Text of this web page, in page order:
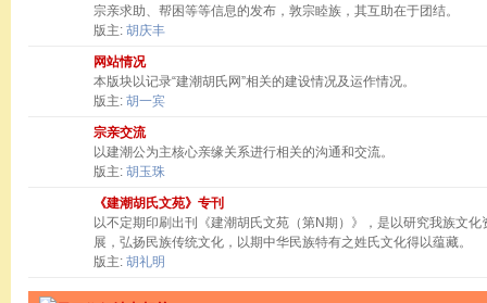
宗亲求助、帮困等等信息的发布，敦宗睦族，其互助在于团结。
版主: 胡庆丰
网站情况
本版块以记录“建潮胡氏网”相关的建设情况及运作情况。
版主: 胡一宾
宗亲交流
以建潮公为主核心亲缘关系进行相关的沟通和交流。
版主: 胡玉珠
《建潮胡氏文苑》专刊
以不定期印刷出刊《建潮胡氏文苑（第N期）》，是以研究我族文
展，弘扬民族传统文化，以期中华民族特有之姓氏文化得以蕴藏。
版主: 胡礼明